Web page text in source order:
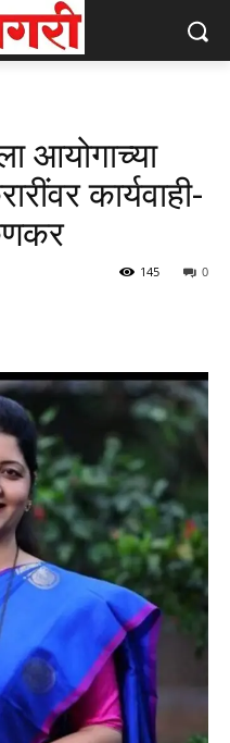
आयोगाच्या
कार्यवाही-
0
145